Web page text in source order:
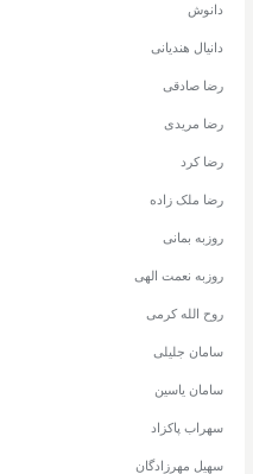
دانوش
دانیال هندیانی
رضا صادقی
رضا مریدی
رضا کرد
رضا ملک زاده
روزبه بمانی
روزبه نعمت الهی
روح الله کرمی
سامان جلیلی
سامان یاسین
سهراب پاکزاد
سهیل مهرزادگان